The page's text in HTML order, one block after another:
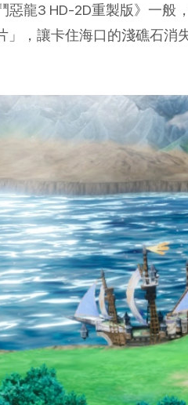
惡龍3 HD-2D重製版》一般
」，讓卡住海口的淺礁石消